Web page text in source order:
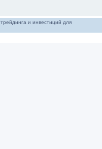
и инвестиций для